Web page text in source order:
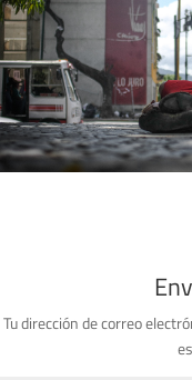
Tu dirección de correo